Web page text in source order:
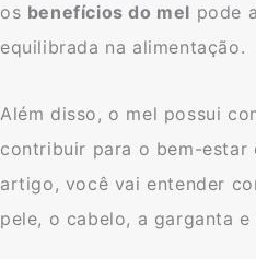
os benefícios do mel pode
equilibrada na alimentação.
Além disso, o mel possui
contribuir para o bem-estar
artigo, você vai entender
pele, o cabelo, a garganta e